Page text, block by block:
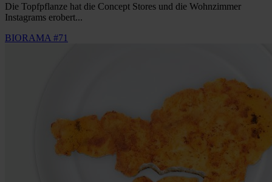
Die Topfpflanze hat die Concept Stores und die Wohnzimmer
Instagrams erobert...
BIORAMA #71